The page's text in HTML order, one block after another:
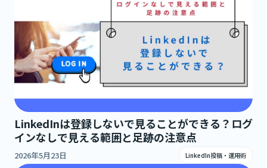
LinkedInは登録しないで見ることができる？ログ
インなしで見える範囲と足跡の注意点
2026年5月23日 LinkedIn投稿・運用術